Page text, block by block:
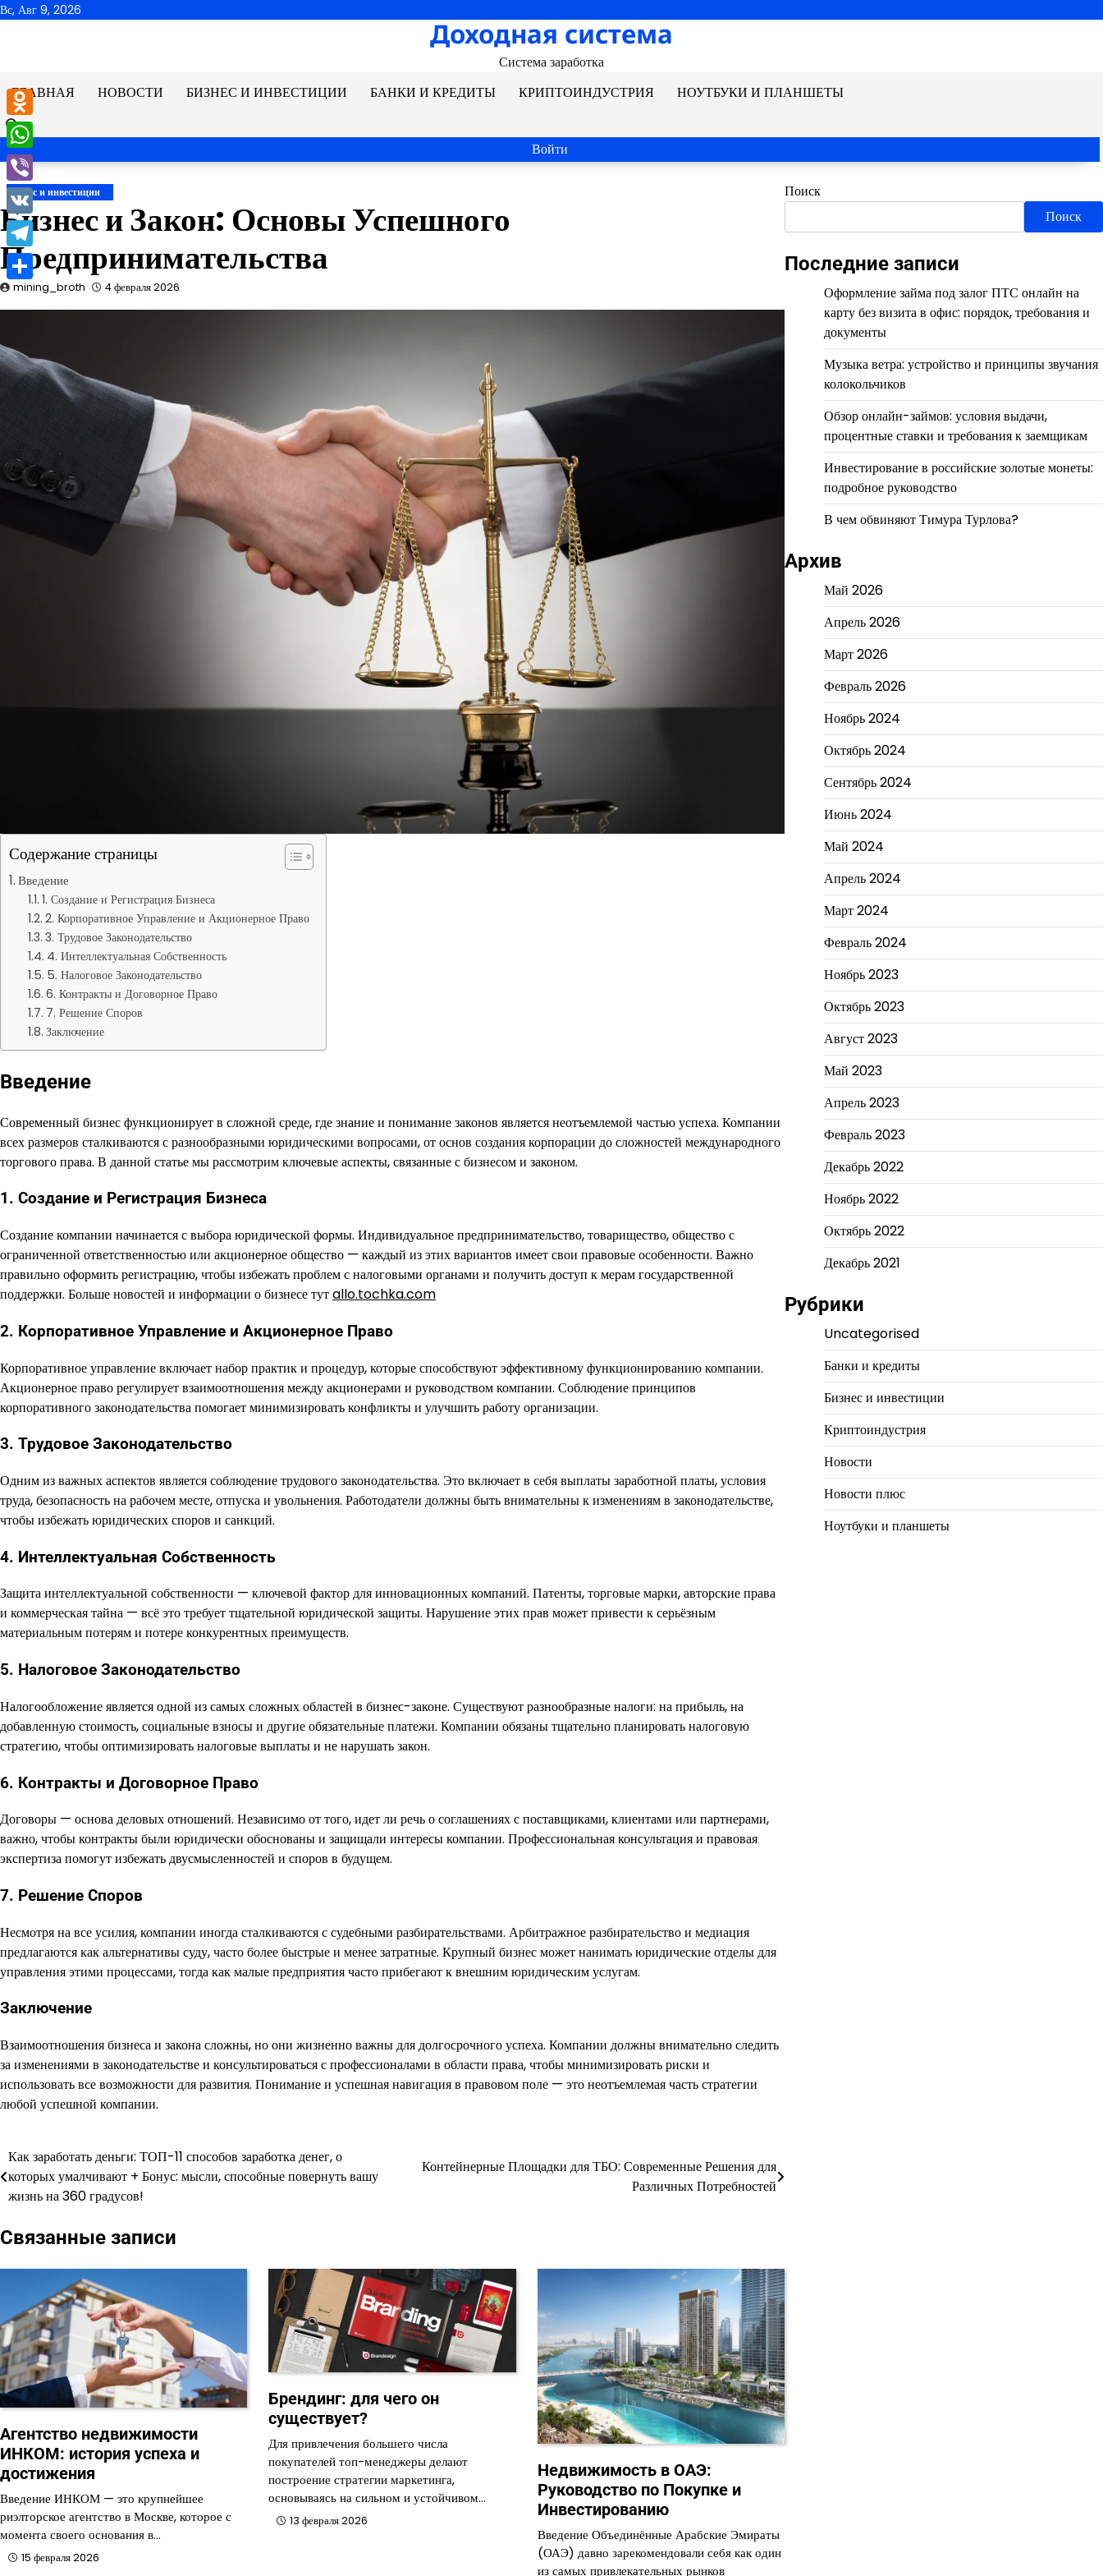
Перейти
Вс, Авг 9, 2026
Доходная система
Система заработка
ГЛАВНАЯ
НОВОСТИ БИЗНЕС И ИНВЕСТИЦИИ БАНКИ И КРЕДИТЫ КРИПТОИНДУСТРИЯ НОУТБУКИ И ПЛАНШЕТЫ
Войти
Бизнес и инвестиции
Бизнес и Закон: Основы Успешного
Предпринимательства
mining_broth 4 февраля 2026
Содержание страницы
Введение
1. Создание и Регистрация Бизнеса
2. Корпоративное Управление и Акционерное Право
3. Трудовое Законодательство
4. Интеллектуальная Собственность
5. Налоговое Законодательство
6. Контракты и Договорное Право
7. Решение Споров
Заключение
Введение
Современный бизнес функционирует в сложной среде, где знание и понимание законов является неотъемлемой частью успеха. Компании
всех размеров сталкиваются с разнообразными юридическими вопросами, от основ создания корпорации до сложностей международного
торгового права. В данной статье мы рассмотрим ключевые аспекты, связанные с бизнесом и законом.
1. Создание и Регистрация Бизнеса
Создание компании начинается с выбора юридической формы. Индивидуальное предпринимательство, товарищество, общество с
ограниченной ответственностью или акционерное общество — каждый из этих вариантов имеет свои правовые особенности. Важно
правильно оформить регистрацию, чтобы избежать проблем с налоговыми органами и получить доступ к мерам государственной
поддержки. Больше новостей и информации о бизнесе тутallo.tochka.com
2. Корпоративное Управление и Акционерное Право
Корпоративное управление включает набор практик и процедур, которые способствуют эффективному функционированию компании.
Акционерное право регулирует взаимоотношения между акционерами и руководством компании. Соблюдение принципов
корпоративного законодательства помогает минимизировать конфликты и улучшить работу организации.
3. Трудовое Законодательство
Одним из важных аспектов является соблюдение трудового законодательства. Это включает в себя выплаты заработной платы, условия
труда, безопасность на рабочем месте, отпуска и увольнения. Работодатели должны быть внимательны к изменениям в законодательстве,
чтобы избежать юридических споров и санкций.
4. Интеллектуальная Собственность
Защита интеллектуальной собственности — ключевой фактор для инновационных компаний. Патенты, торговые марки, авторские права
и коммерческая тайна — всё это требует тщательной юридической защиты. Нарушение этих прав может привести к серьёзным
материальным потерям и потере конкурентных преимуществ.
5. Налоговое Законодательство
Налогообложение является одной из самых сложных областей в бизнес-законе. Существуют разнообразные налоги: на прибыль, на
добавленную стоимость, социальные взносы и другие обязательные платежи. Компании обязаны тщательно планировать налоговую
стратегию, чтобы оптимизировать налоговые выплаты и не нарушать закон.
6. Контракты и Договорное Право
Договоры — основа деловых отношений. Независимо от того, идет ли речь о соглашениях с поставщиками, клиентами или партнерами,
важно, чтобы контракты были юридически обоснованы и защищали интересы компании. Профессиональная консультация и правовая
экспертиза помогут избежать двусмысленностей и споров в будущем.
7. Решение Споров
Несмотря на все усилия, компании иногда сталкиваются с судебными разбирательствами. Арбитражное разбирательство и медиация
предлагаются как альтернативы суду, часто более быстрые и менее затратные. Крупный бизнес может нанимать юридические отделы для
управления этими процессами, тогда как малые предприятия часто прибегают к внешним юридическим услугам.
Заключение
Взаимоотношения бизнеса и закона сложны, но они жизненно важны для долгосрочного успеха. Компании должны внимательно следить
за изменениями в законодательстве и консультироваться с профессионалами в области права, чтобы минимизировать риски и
использовать все возможности для развития. Понимание и успешная навигация в правовом поле — это неотъемлемая часть стратегии
любой успешной компании.
Навигация
по
Как заработать деньги: ТОП-11 способов заработка денег, о
которых умалчивают + Бонус: мысли, способные повернуть вашу
жизнь на 360 градусов!
Контейнерные Площадки для ТБО: Современные Решения для
Различных Потребностей
Связанные записи
Агентство недвижимости
ИНКОМ: история успеха и
достижения
Введение ИНКОМ — это крупнейшее
риэлторское агентство в Москве, которое с
момента своего основания в…
15 февраля 2026
Брендинг: для чего он
существует?
Для привлечения большего числа
покупателей топ-менеджеры делают
построение стратегии маркетинга,
основываясь на сильном и устойчивом…
13 февраля 2026
Недвижимость в ОАЭ:
Руководство по Покупке и
Инвестированию
Введение Объединённые Арабские Эмираты
(ОАЭ) давно зарекомендовали себя как один
из самых привлекательных рынков
Поиск
Поиск
Последние записи
Оформление займа под залог ПТС онлайн на
карту без визита в офис: порядок, требования и
документы
Музыка ветра: устройство и принципы звучания
колокольчиков
Обзор онлайн-займов: условия выдачи,
процентные ставки и требования к заемщикам
Инвестирование в российские золотые монеты:
подробное руководство
В чем обвиняют Тимура Турлова?
Архив
Май 2026
Апрель 2026
Март 2026
Февраль 2026
Ноябрь 2024
Октябрь 2024
Сентябрь 2024
Июнь 2024
Май 2024
Апрель 2024
Март 2024
Февраль 2024
Ноябрь 2023
Октябрь 2023
Август 2023
Май 2023
Апрель 2023
Февраль 2023
Декабрь 2022
Ноябрь 2022
Октябрь 2022
Декабрь 2021
Рубрики
Uncategorised
Банки и кредиты
Бизнес и инвестиции
Криптоиндустрия
Новости
Новости плюс
Ноутбуки и планшеты
Odnoklassniki
WhatsApp
Viber
VK
Telegram
Отправить